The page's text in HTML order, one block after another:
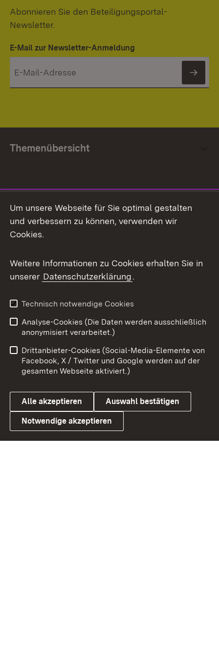
Abonnieren Sie den Beteiligungsportal-
Newsletter.
E-Mail zur Newsletter-Anmeldung
Themenübersicht
Facebook
X / Twitter
Youtube
Link zum Landesportal
Impressum
Kontakt
Barrierefreiheit
Datenschutz
Cookies
Um unsere Webseite für Sie optimal gestalten
und verbessern zu können, verwenden wir
Cookies.
Weitere Informationen zu Cookies erhalten Sie in
unserer Datenschutzerklärung.
Technisch notwendige Cookies
Analyse-Cookies (Die Daten werden ausschließlich
anonymisiert verarbeitet.)
Drittanbieter-Cookies (Social-Media-Elemente von
Facebook, X / Twitter und Google werden auf der
gesamten Webseite aktiviert.)
Alle akzeptieren Auswahl bestätigen
Notwendige akzeptieren